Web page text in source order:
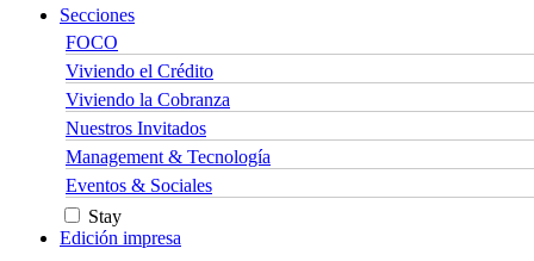
Secciones
FOCO
Viviendo el Crédito
Viviendo la Cobranza
Nuestros Invitados
Management & Tecnología
Eventos & Sociales
Stay
Edición impresa